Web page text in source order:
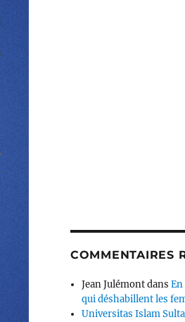
COMMENTAIRES
Jean Julémontdans
qui déshabillent les
Universitas Islam